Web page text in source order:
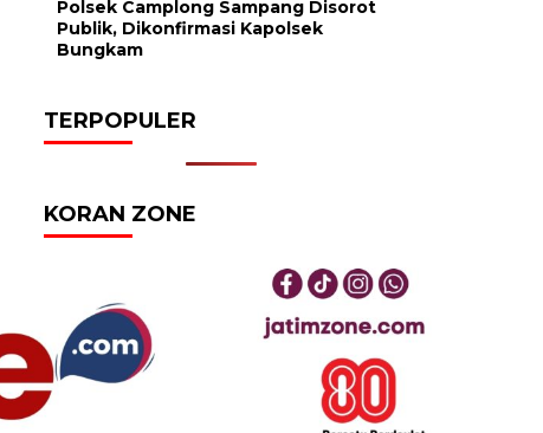
Polsek Camplong Sampang Disorot
Publik, Dikonfirmasi Kapolsek
Bungkam
TERPOPULER
KORAN ZONE